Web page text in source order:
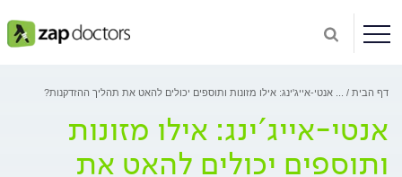
דף הבית אנטי-אייג'ינג: אילו מזונות ותוספים יכולים להאט את תהליך ההזדקנות?
אנטי-אייג'ינג: אילו מזונות
ותוספים יכולים להאט את